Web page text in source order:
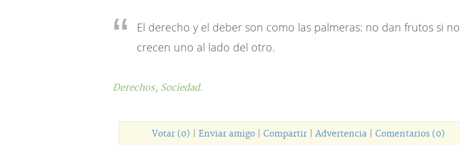
El derecho y el deber son como las palmeras: no dan frutos si no
crecen uno al lado del otro.
Derechos, Sociedad.
Votar (0) Enviar amigo Compartir Advertencia Comentarios (0)